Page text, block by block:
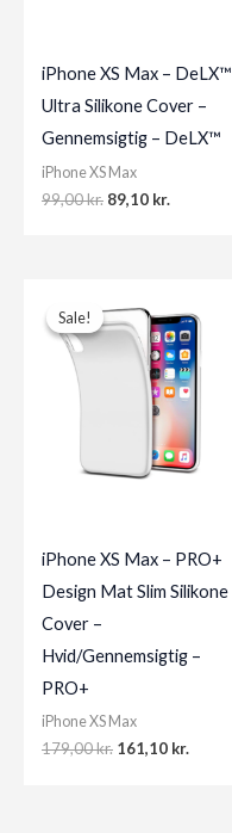
iPhone XS Max – DeLX™
Ultra Silikone Cover –
Gennemsigtig – DeLX™
iPhone XS Max
99,00kr. Original
89,10 kr.
Sale!
Sale!
iPhone XS Max – PRO+
Design Mat Slim Silikone
Cover –
Hvid/Gennemsigtig –
PRO+
iPhone XS Max
179,00kr. Original
161,10 kr.